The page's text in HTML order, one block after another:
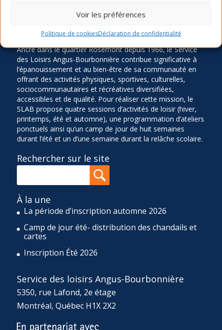
Voir les préférences
Politique de cookiesDéclaration de confidentialité
Ancré dans le quartier Rosemont depuis 1966, le Service
des Loisirs Angus-Bourbonnière contribue significative à
l’épanouissement et au bien-être de sa communauté en
offrant des activités physiques, sportives, culturelles,
sociocommunautaires et récréatives diversifiées,
accessibles et de qualité. Pour réaliser cette mission, le
SLAB propose quatre sessions d’activités de loisir (hiver,
printemps, été et automne), une programmation d’ateliers
ponctuels ainsi qu’un camp de jour de huit semaines
durant l’été et un d’une semaine durant la relâche scolaire.
Rechercher sur le site
À la une
La période d’inscription automne 2026
Camp de jour été- distribution des chandails et
cartes
Inscription Été 2026
Service des loisirs Angus-Bourbonnière
5350, rue Lafond, 2e étage
Montréal, Québec H1X 2X2